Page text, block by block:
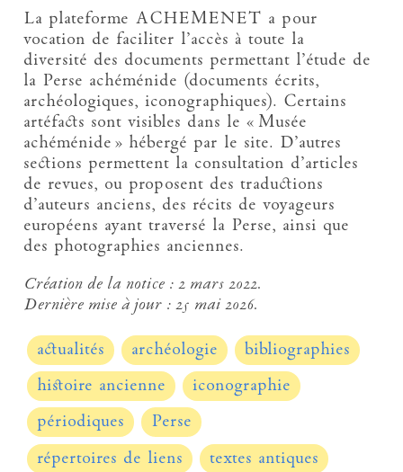
La plateforme ACHEMENET a pour
vocation de faciliter l’accès à toute la
diversité des documents permettant l’étude de
la Perse achéménide (documents écrits,
archéologiques, iconographiques). Certains
artéfacts sont visibles dans le « Musée
achéménide » hébergé par le site. D’autres
sections permettent la consultation d’articles
de revues, ou proposent des traductions
d’auteurs anciens, des récits de voyageurs
européens ayant traversé la Perse, ainsi que
des photographies anciennes.
Création de la notice :2 mars 2022.
Dernière mise à jour :25 mai 2026.
actualités archéologie
bibliographies
histoire ancienne
iconographie
périodiques
Perse
répertoires de liens
textes antiques